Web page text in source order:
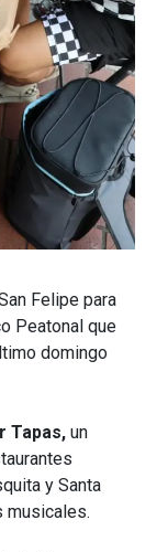
Felipe para
Peatonal que
domingo
Tapas, un
y Santa
musicales.